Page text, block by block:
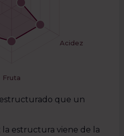
Acidez
Fruta
estructurado que un
la estructura viene de la